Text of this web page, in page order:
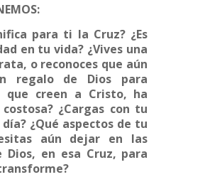
para ti la Cruz? ¿Es
en tu vida? ¿Vives una
o reconoces que aún
regalo de Dios para
que creen a Cristo, ha
¿Cargas con tu
¿Qué aspectos de tu
aún dejar en las
Dios, en esa Cruz, para